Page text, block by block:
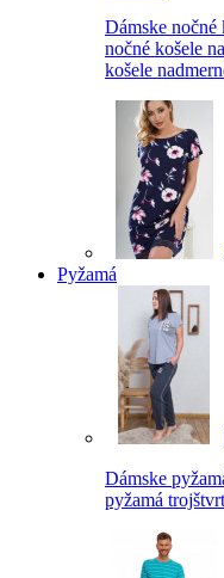
Dámske nočné
nočné košele
košele
Pyžamá
Dámske
pyžamá